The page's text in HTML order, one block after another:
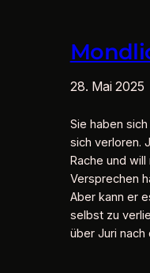
28. Mai 2025
Sie haben
sich verloren.
Rache und
Versprechen
Aber kann er
selbst zu
über Juri nach